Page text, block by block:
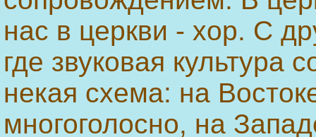
нас в церкви - хор. С
где звуковая культура
некая схема: на
многоголосно, на